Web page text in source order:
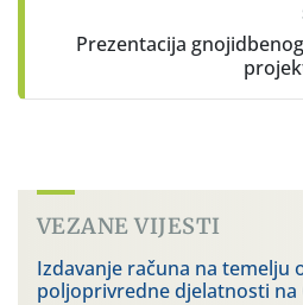
Prezentacija
VEZANE VIJESTI
Izdavanje računa na temelju
poljoprivredne djelatnosti na